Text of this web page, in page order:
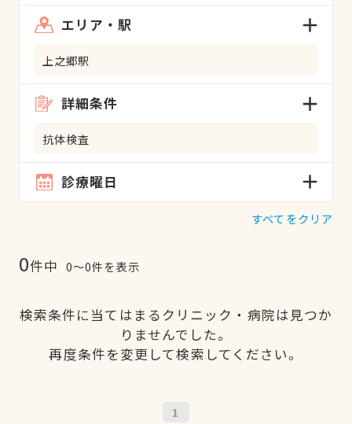
エリア・駅
上之郷駅
詳細条件
抗体検査
診療曜日
すべてをクリア
0件中 0〜0件を表示
検索条件に当てはまるクリニック・病院は見つか
りませんでした。
再度条件を変更して検索してください。
1